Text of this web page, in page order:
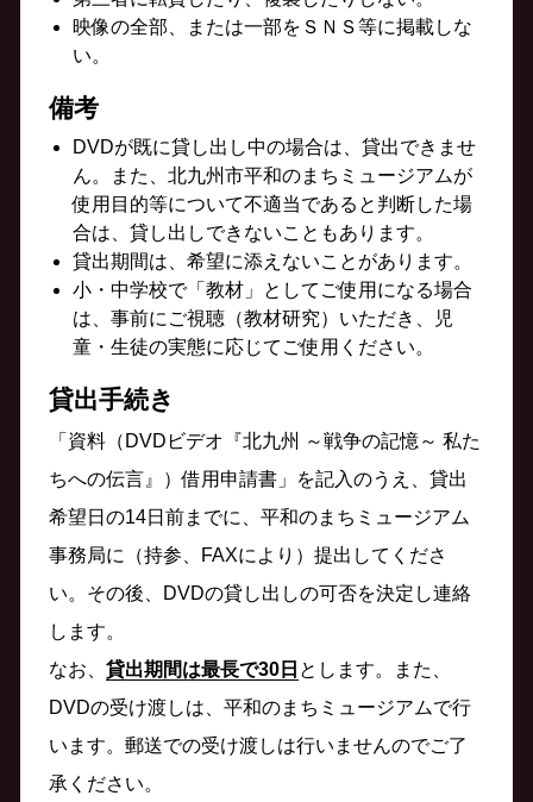
映像の全部、または一部をＳＮＳ等に掲載しな
い。
備考
DVDが既に貸し出し中の場合は、貸出できませ
ん。また、北九州市平和のまちミュージアムが
使用目的等について不適当であると判断した場
合は、貸し出しできないこともあります。
貸出期間は、希望に添えないことがあります。
小・中学校で「教材」としてご使用になる場合
は、事前にご視聴（教材研究）いただき、児
童・生徒の実態に応じてご使用ください。
貸出手続き
「資料（DVDビデオ『北九州 ～戦争の記憶～ 私た
ちへの伝言』）借用申請書」を記入のうえ、貸出
希望日の14日前までに、平和のまちミュージアム
事務局に（持参、FAXにより）提出してくださ
い。その後、DVDの貸し出しの可否を決定し連絡
します。
なお、 貸出期間は最長で30日 とします。また、
DVDの受け渡しは、平和のまちミュージアムで行
います。郵送での受け渡しは行いませんのでご了
承ください。